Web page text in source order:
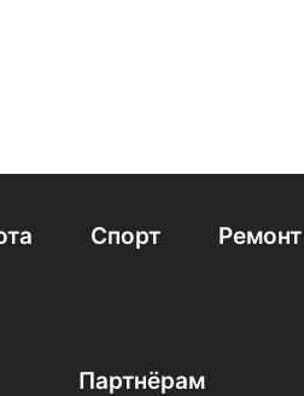
Спорт
Ремонт
Партнёрам